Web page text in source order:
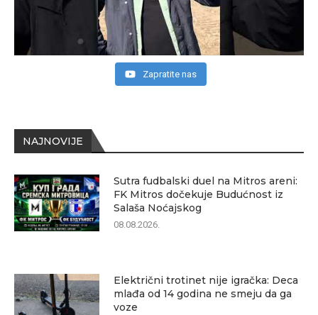
NAJNOVIJE
Sutra fudbalski duel na Mitros areni:
FK Mitros dočekuje Budućnost iz
Salaša Noćajskog
08.08.2026.
Električni trotinet nije igračka: Deca
mlađa od 14 godina ne smeju da ga
voze
Zapratite nas